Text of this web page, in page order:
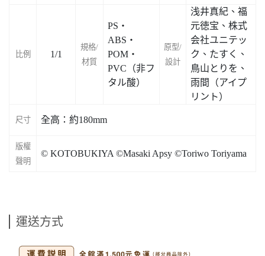
比例 1/1
規格/
材質
PS・
ABS・
POM・
PVC（非フ
タル酸）
原型/
設計
浅井真紀、福
元徳宝、株式
会社ユニテッ
ク、たすく、
鳥山とりを、
雨間（アイプ
リント）
尺寸 全高：約180mm
版權
聲明
© KOTOBUKIYA ©Masaki Apsy ©Toriwo Toriyama
運送方式